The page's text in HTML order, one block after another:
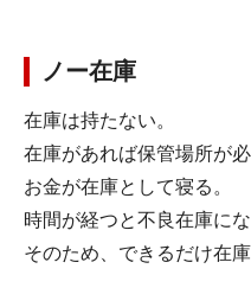
ノー在庫
在庫は持たない。
在庫があれば保管場所が必
お金が在庫として寝る。
時間が経つと不良在庫に
そのため、できるだけ在庫